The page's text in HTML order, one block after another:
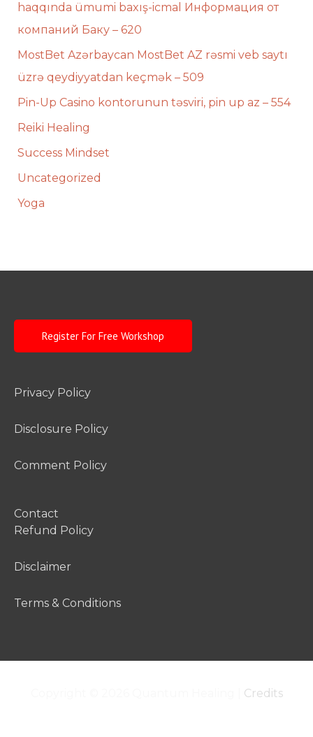
haqqında ümumi baxış-icmal Информация от
компаний Баку – 620
MostBet Azərbaycan MostBet AZ rəsmi veb saytı
üzrə qeydiyyatdan keçmək – 509
Pin-Up Casino kontorunun təsviri, pin up az – 554
Reiki Healing
Success Mindset
Uncategorized
Yoga
Register For Free Workshop
Privacy Policy
Disclosure Policy
Comment Policy
Contact
Refund Policy
Disclaimer
Terms & Conditions
Credits